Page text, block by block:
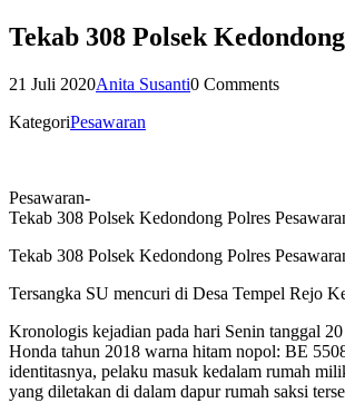
Tekab 308 Polsek
21 Juli 2020Anita Susanti0 Comments
KategoriPesawaran
Pesawaran-
Tekab 308 Polsek Kedondong Polres
Tekab 308 Polsek Kedondong Polres
Tersangka SU mencuri di Desa Tempel Rejo
Kronologis kejadian pada hari Senin tanggal
Honda tahun 2018 warna hitam nopol: BE
identitasnya, pelaku masuk kedalam rumah
yang diletakan di dalam dapur rumah saksi